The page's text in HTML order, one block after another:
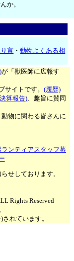
か。
言 ・動物よくある相
が「獣医師に広報す
サイトです。(履歴)
算報告)、趣旨に賛同
動物に関わる皆さんに
ランティアスタッフ募
せしております。
Rights Reserved
れています。